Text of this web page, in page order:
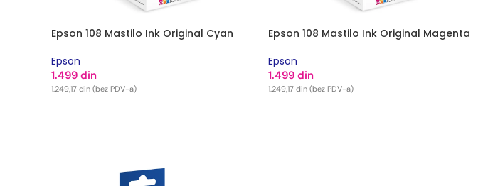
Epson 108 Mastilo Ink Original Cyan
Epson
1.499 din
1.249,17 din (bez PDV-a)
Epson 108 Mastilo Ink Original Magenta
Epson
1.499 din
1.249,17 din (bez PDV-a)